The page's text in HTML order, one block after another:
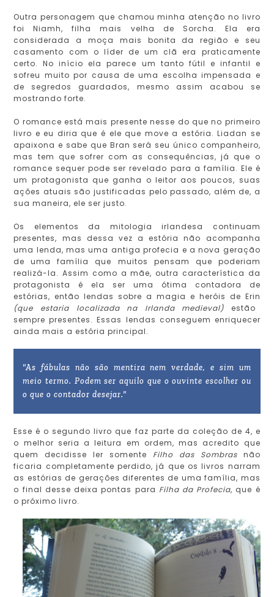
Outra personagem que chamou minha atenção no livro
foi Niamh, filha mais velha de Sorcha. Ela era
considerada a moça mais bonita da região e seu
casamento com o líder de um clã era praticamente
certo. No início ela parece um tanto fútil e infantil e
sofreu muito por causa de uma escolha impensada e
de segredos guardados, mesmo assim acabou se
mostrando forte.
O romance está mais presente nesse do que no primeiro
livro e eu diria que é ele que move a estória. Liadan se
apaixona e sabe que Bran será seu único companheiro,
mas tem que sofrer com as consequências, já que o
romance sequer pode ser revelado para a família. Ele é
um protagonista que ganha o leitor aos poucos, suas
ações atuais são justificadas pelo passado, além de, a
sua maneira, ele ser justo.
Os elementos da mitologia irlandesa continuam
presentes, mas dessa vez a estória não acompanha
uma lenda, mas uma antiga profecia e a nova geração
de uma família que muitos pensam que poderiam
realizá-la. Assim como a mãe, outra característica da
protagonista é ela ser uma ótima contadora de
estórias, então lendas sobre a magia e heróis de Erin
(que estaria localizada na Irlanda medieval) estão
sempre presentes. Essas lendas conseguem enriquecer
ainda mais a estória principal.
"As fábulas não são mentira nem verdade, e sim um
meio termo. Podem ser aquilo que o ouvinte escolher ou
o que o contador desejar."
Esse é o segundo livro que faz parte da coleção de 4, e
o melhor seria a leitura em ordem, mas acredito que
quem decidisse ler somente Filho das Sombrasnão
ficaria completamente perdido, já que os livros narram
as estórias de gerações diferentes de uma família, mas
o final desse deixa pontas para Filha da Profecia, que é
o próximo livro.